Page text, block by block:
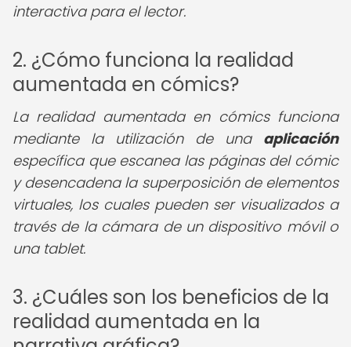
interactiva para el lector.
2. ¿Cómo funciona la realidad
aumentada en cómics?
La realidad aumentada en cómics funciona
mediante la utilización de una aplicación
específica que escanea las páginas del cómic
y desencadena la superposición de elementos
virtuales, los cuales pueden ser visualizados a
través de la cámara de un dispositivo móvil o
una tablet.
3. ¿Cuáles son los beneficios de la
realidad aumentada en la